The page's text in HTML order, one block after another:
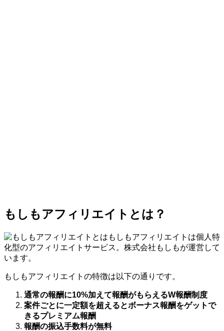
もしもアフィリエイトとは？
もしもアフィリエイトは個人特
化型のアフィリエイトサービス。株式会社もしもが運営して
います。
もしもアフィリエイトの特徴は以下の通りです。
通常の報酬に10%加えて報酬がもらえるW報酬制度
案件ごとに一定額を超えるとボーナス報酬をゲットで
きるプレミアム報酬
報酬の振込手数料が無料